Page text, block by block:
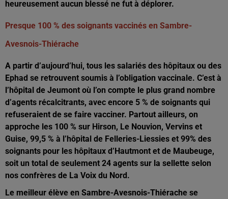
heureusement aucun blessé ne fut à déplorer.
Presque 100 % des soignants vaccinés en Sambre-
Avesnois-Thiérache
A partir d’aujourd’hui, tous les salariés des hôpitaux ou des
Ephad se retrouvent soumis à l’obligation vaccinale. C’est à
l’hôpital de Jeumont où l’on compte le plus grand nombre
d’agents récalcitrants, avec encore 5 % de soignants qui
refuseraient de se faire vacciner. Partout ailleurs, on
approche les 100 % sur Hirson, Le Nouvion, Vervins et
Guise, 99,5 % à l’hôpital de Felleries-Liessies et 99% des
soignants pour les hôpitaux d’Hautmont et de Maubeuge,
soit un total de seulement 24 agents sur la sellette selon
nos confrères de La Voix du Nord.
Le meilleur élève en Sambre-Avesnois-Thiérache se